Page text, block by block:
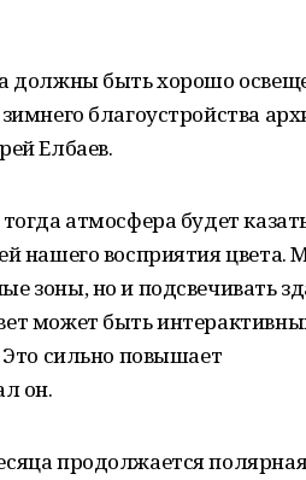
должны быть хорошо
благоустройства
Елбаев.
атмосфера будет
нашего восприятия цвета.
зоны, но и подсвечивать
может быть
Это сильно повышает
он.
продолжается